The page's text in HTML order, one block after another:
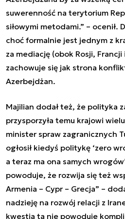
suwerenność na terytorium
siłowymi metodami.” – ocenił.
choć formalnie jest jednym z
za mediację (obok Rosji,
zachowuje się jak strona
Azerbejdżan.
Majilian dodał też, że polityka
przysporzyła temu krajowi
minister spraw zagranicznych
ogłosił kiedyś politykę ‘zero
a teraz ma ona samych
powoduje, że rozwija się też
Armenia – Cypr – Grecja” –
nadzieję na rozwój relacji z
kwestia ta nie powoduje